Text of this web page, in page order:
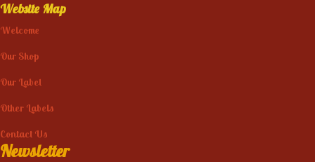
Website Map
Welcome
Our Shop
Our Label
Other Labels
Contact Us
Newsletter